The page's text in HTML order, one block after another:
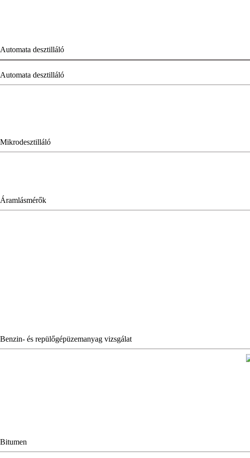
Automata desztilláló
Automata desztilláló
Mikrodesztilláló
Áramlásmérők
Benzin- és repülőgépüzemanyag vizsgálat
Bitumen